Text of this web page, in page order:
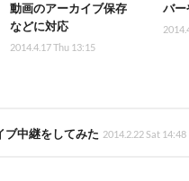
動画のアーカイブ保存
などに対応
2014.4.17 Thu 13:15
バー
ブ中継をしてみた 2014.2.22 Sat 14:48